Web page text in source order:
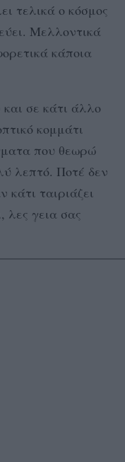
τελικά ο κόσμος
Μελλοντικά
κάποια
σε κάτι άλλο
κομμάτι
που θεωρώ
λεπτό. Ποτέ δεν
κάτι ταιριάζει
λες γεια σας